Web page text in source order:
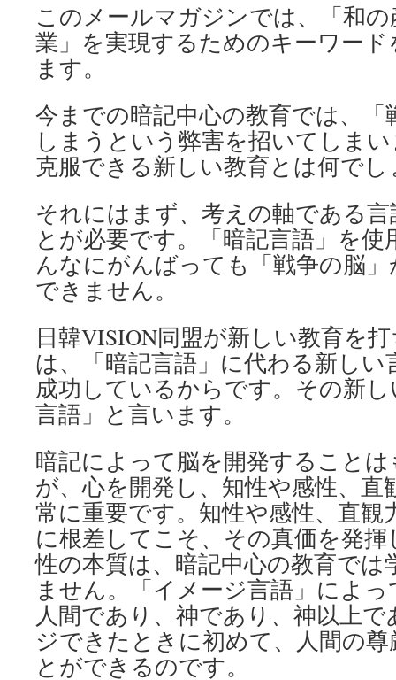
このメールマガジンでは、「和
業」を実現するためのキーワー
ます。
今までの暗記中心の教育では、「
しまうという弊害を招いてしま
克服できる新しい教育とは何で
それにはまず、考えの軸である
とが必要です。「暗記言語」を
んなにがんばっても「戦争の脳
できません。
日韓VISION同盟が新しい教育を
は、「暗記言語」に代わる新しい
成功しているからです。その新
言語」と言います。
暗記によって脳を開発すること
が、心を開発し、知性や感性、直
常に重要です。知性や感性、直観
に根差してこそ、その真価を発
性の本質は、暗記中心の教育で
ません。「イメージ言語」によ
人間であり、神であり、神以上
ジできたときに初めて、人間の
とができるのです。